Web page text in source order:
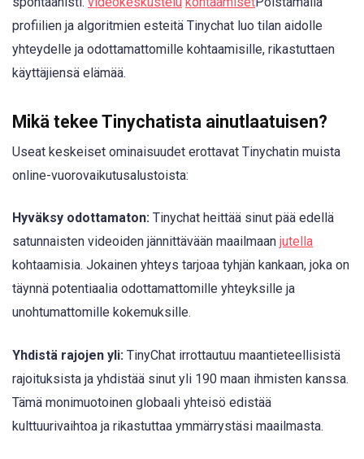
profiilien ja algoritmien esteitä Tinychat luo tilan aidolle
yhteydelle ja odottamattomille kohtaamisille, rikastuttaen
käyttäjiensä elämää.
Mikä tekee Tinychatista ainutlaatuisen?
Useat keskeiset ominaisuudet erottavat Tinychatin muista
online-vuorovaikutusalustoista:
Hyväksy odottamaton: Tinychat heittää sinut pää edellä
satunnaisten videoiden jännittävään maailmaan jutella
kohtaamisia. Jokainen yhteys tarjoaa tyhjän kankaan, joka on
täynnä potentiaalia odottamattomille yhteyksille ja
unohtumattomille kokemuksille.
Yhdistä rajojen yli: TinyChat irrottautuu maantieteellisistä
rajoituksista ja yhdistää sinut yli 190 maan ihmisten kanssa.
Tämä monimuotoinen globaali yhteisö edistää
kulttuurivaihtoa ja rikastuttaa ymmärrystäsi maailmasta.